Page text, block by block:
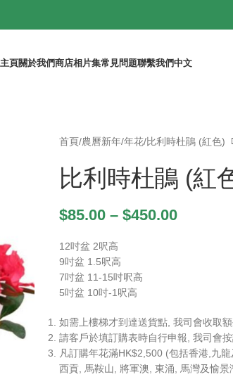
主頁關於我們商店相片集常見問題聯繫我們中文
首頁 農曆新年 年花 比利時杜鵑 (紅色)
比利時杜鵑 (紅
$85.00 – $450.00
12吋盆 2呎高
9吋盆 1.5呎高
7吋盆 11-15吋呎高
5吋盆 10吋-1呎高
如需上樓梯才到達送貨點, 我司會收取額
請客戶於填訂購表時自行申報, 我司會
凡訂購年花滿HK$2,500 (包括香港,九龍
西貢, 馬鞍山, 將軍澳, 東涌, 馬灣及愉